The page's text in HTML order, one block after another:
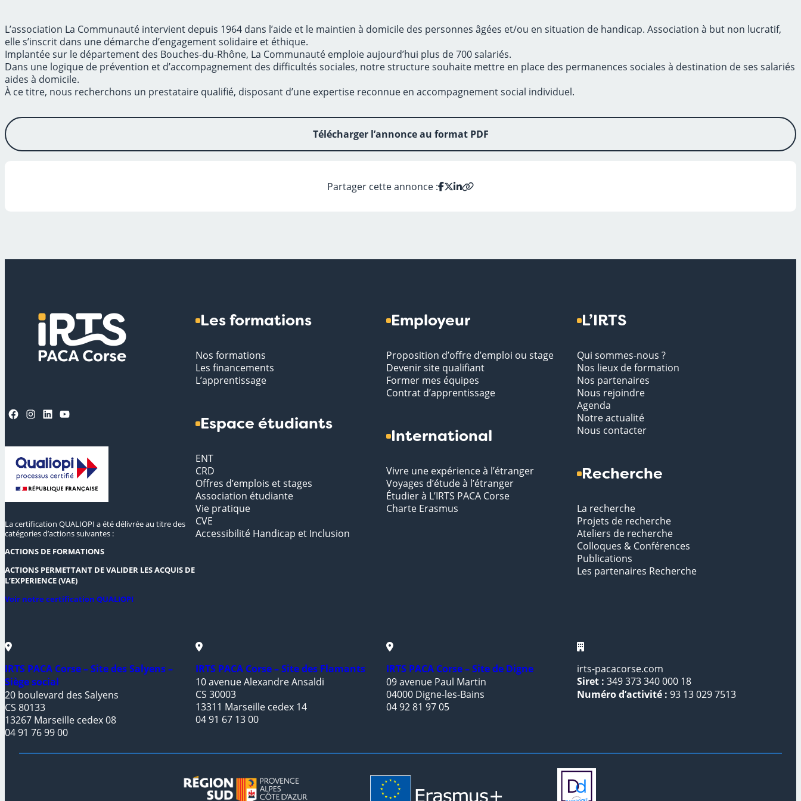
L’association La Communauté intervient depuis 1964 dans l’aide et le maintien à domicile des personnes âgées et/ou en situation de handicap. Association à but non lucratif,
elle s’inscrit dans une démarche d’engagement solidaire et éthique.
Implantée sur le département des Bouches-du-Rhône, La Communauté emploie aujourd’hui plus de 700 salariés.
Dans une logique de prévention et d’accompagnement des difficultés sociales, notre structure souhaite mettre en place des permanences sociales à destination de ses salariés
aides à domicile.
À ce titre, nous recherchons un prestataire qualifié, disposant d’une expertise reconnue en accompagnement social individuel.
Télécharger l’annonce au format PDF
Partager cette annonce :
Facebook Instagram LinkedIn YouTube
La certification QUALIOPI a été délivrée au titre des
catégories d’actions suivantes :
ACTIONS DE FORMATIONS
ACTIONS PERMETTANT DE VALIDER LES ACQUIS DE
L’EXPERIENCE (VAE)
Voir notre certification QUALIOPI
Les formations
Nos formations
Les financements
L’apprentissage
Espace étudiants
ENT
CRD
Offres d’emplois et stages
Association étudiante
Vie pratique
CVE
Accessibilité Handicap et Inclusion
Employeur
Proposition d’offre d’emploi ou stage
Devenir site qualifiant
Former mes équipes
Contrat d’apprentissage
International
Vivre une expérience à l’étranger
Voyages d’étude à l’étranger
Étudier à L’IRTS PACA Corse
Charte Erasmus
L’IRTS
Qui sommes-nous ?
Nos lieux de formation
Nos partenaires
Nous rejoindre
Agenda
Notre actualité
Nous contacter
Recherche
La recherche
Projets de recherche
Ateliers de recherche
Colloques & Conférences
Publications
Les partenaires Recherche
IRTS PACA Corse – Site des Salyens –
Siège social
20 boulevard des Salyens
CS 80133
13267 Marseille cedex 08
04 91 76 99 00
IRTS PACA Corse – Site des Flamants
10 avenue Alexandre Ansaldi
CS 30003
13311 Marseille cedex 14
04 91 67 13 00
IRTS PACA Corse – Site de Digne
09 avenue Paul Martin
04000 Digne-les-Bains
04 92 81 97 05
irts-pacacorse.com
Siret : 349 373 340 000 18
Numéro d’activité : 93 13 029 7513